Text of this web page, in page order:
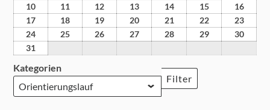
10
11 12 13 14 15
16
17
18 19 20 21 22
23
24
25 26 27 28 29
30
31
Kategorien
Filter